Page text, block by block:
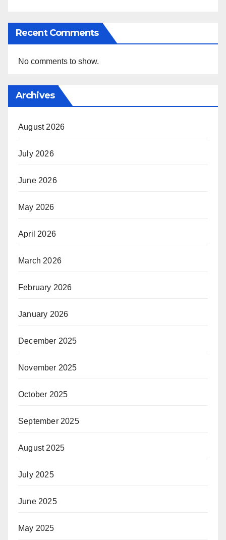
Recent Comments
No comments to show.
Archives
August 2026
July 2026
June 2026
May 2026
April 2026
March 2026
February 2026
January 2026
December 2025
November 2025
October 2025
September 2025
August 2025
July 2025
June 2025
May 2025